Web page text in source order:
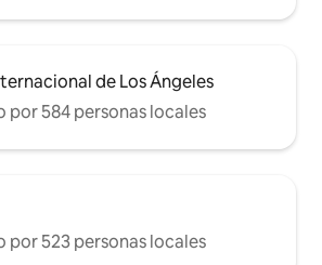
de Los Ángeles
por 584 personas locales
por 523 personas locales